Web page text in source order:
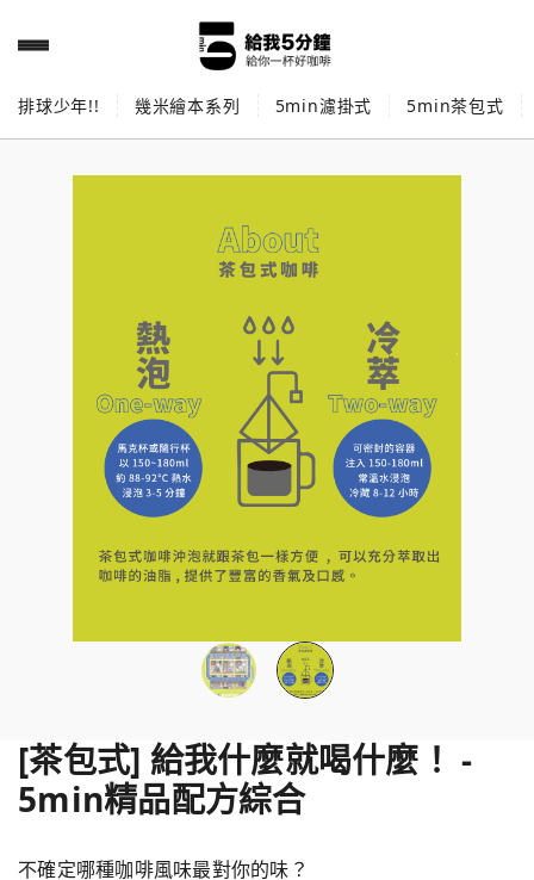
排球少年!! 幾米繪本系列 5min濾掛式 5min茶包式
[茶包式] 給我什麼就喝什麼！ -
5min精品配方綜合
不確定哪種咖啡風味最對你的味？